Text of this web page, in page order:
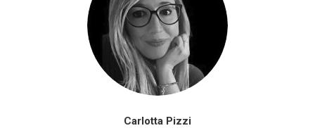
Carlotta Pizzi